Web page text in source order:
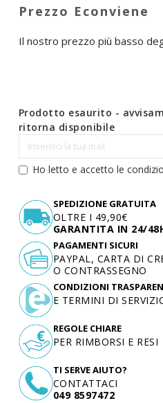
Il nostro prezzo più basso
Prodotto esaurito -
ritorna disponibile
Ho letto e accetto le
SPEDIZIONE GRATUITA
OLTRE I 49,90€
GARANTITA IN 24/
TI SERVE AIUTO?
CONTATTACI
049 8597472
PAGAMENTI SICURI
PAYPAL, CARTA DI
O CONTRASSEGNO
CONDIZIONI
E TERMINI DI
REGOLE CHIARE
PER RIMBORSI E RESI